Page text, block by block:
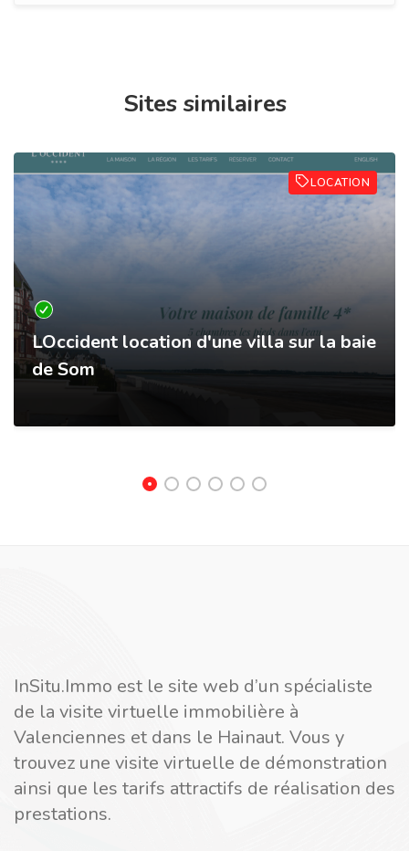
Sites similaires
LOCATION
LOccident location d'une villa sur la baie
de Som
InSitu.Immo est le site web d’un spécialiste
de la visite virtuelle immobilière à
Valenciennes et dans le Hainaut. Vous y
trouvez une visite virtuelle de démonstration
ainsi que les tarifs attractifs de réalisation des
prestations.